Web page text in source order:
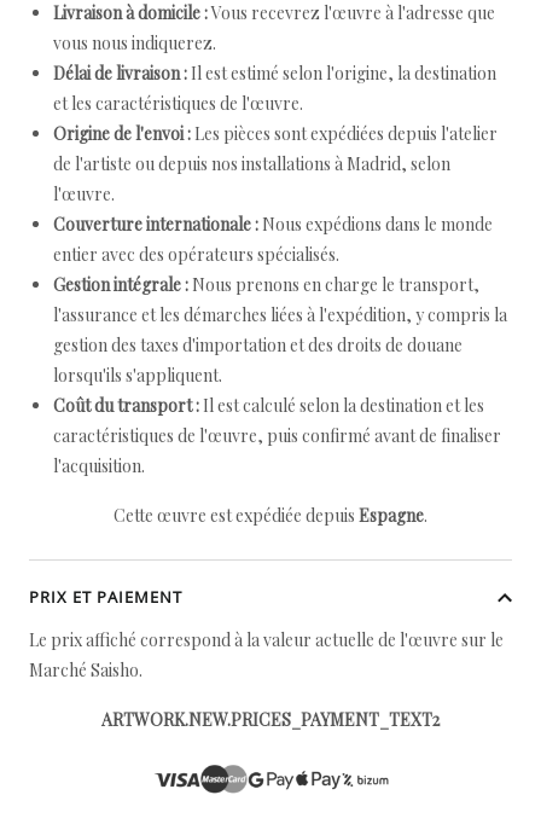
Livraison à domicile :Vous recevrez l'œuvre à l'adresse que
vous nous indiquerez.
Délai de livraison : Il est estimé selon l'origine, la destination
et les caractéristiques de l'œuvre.
Origine de l'envoi : Les pièces sont expédiées depuis l'atelier
de l'artiste ou depuis nos installations à Madrid, selon
l'œuvre.
Couverture internationale : Nous expédions dans le monde
entier avec des opérateurs spécialisés.
Gestion intégrale : Nous prenons en charge le transport,
l'assurance et les démarches liées à l'expédition, y compris la
gestion des taxes d'importation et des droits de douane
lorsqu'ils s'appliquent.
Coût du transport : Il est calculé selon la destination et les
caractéristiques de l'œuvre, puis confirmé avant de finaliser
l'acquisition.
Cette œuvre est expédiée depuis Espagne.
PRIX ET PAIEMENT
Le prix affiché correspond à la valeur actuelle de l'œuvre sur le
Marché Saisho.
ARTWORK.NEW.PRICES_PAYMENT_TEXT2